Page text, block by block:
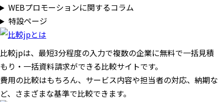
WEBプロモーションに関するコラム
特設ページ
比較jpは、 最短3分程度の入力で複数の企業に無料で一括見積
もり・一括資料請求ができる比較サイトです。
費用の比較はもちろん、サービス内容や担当者の対応、納期な
ど、さまざまな基準で比較できます。